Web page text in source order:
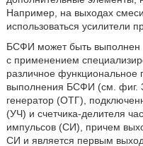
Например, на выходах
использоваться усилители
БСФИ может быть выполнен
с применением
различное функциональное
выполнения БСФИ (см. фиг.
генератор (ОТГ),
(УЧ) и счетчика-делителя
импульсов (СИ), причем
СИ и является первым